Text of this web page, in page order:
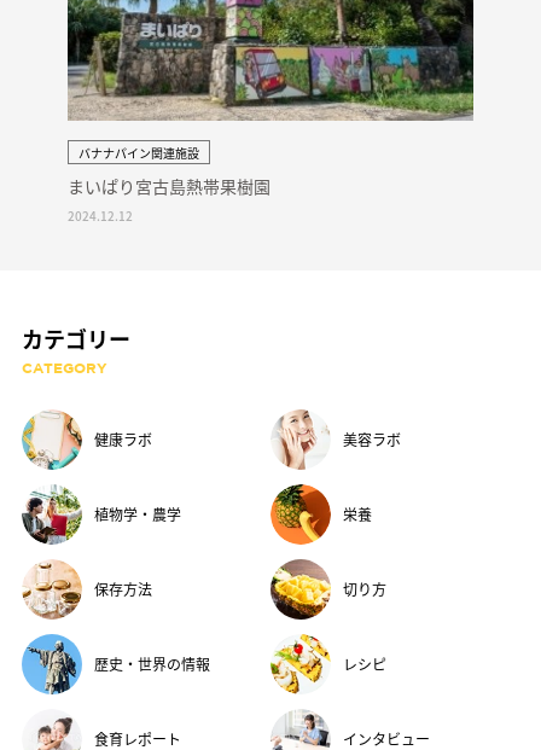
バナナパイン関連施設
2024.12.12
まいぱり宮古島熱帯果樹園
カテゴリー
CATEGORY
健康ラボ 美容ラボ
植物学・農学 栄養
保存方法 切り方
歴史・世界の情報 レシピ
食育レポート インタビュー